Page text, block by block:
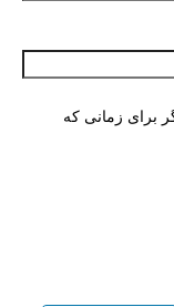
برای زمانی که